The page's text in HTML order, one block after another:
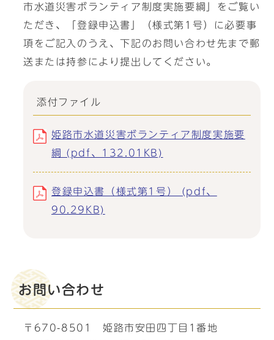
市水道災害ボランティア制度実施要綱」をご覧い
ただき、「登録申込書」（様式第1号）に必要事
項をご記入のうえ、下記のお問い合わせ先まで郵
送または持参により提出してください。
添付ファイル
姫路市水道災害ボランティア制度実施要
綱 (pdf、132.01KB)
登録申込書（様式第1号） (pdf、
90.29KB)
お問い合わせ
〒670-8501 姫路市安田四丁目1番地